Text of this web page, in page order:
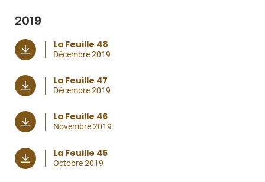
2019
La Feuille 48
Décembre 2019
La Feuille 47
Décembre 2019
La Feuille 46
Novembre 2019
La Feuille 45
Octobre 2019